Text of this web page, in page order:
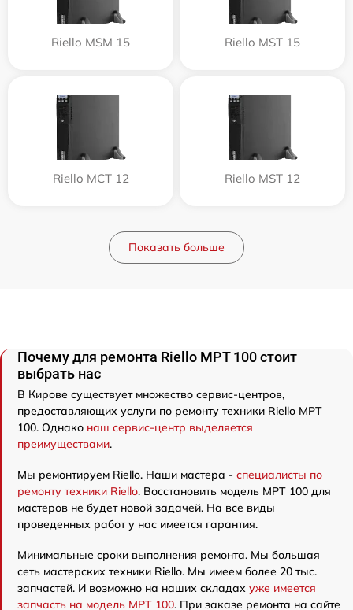
Riello MSM 15 Riello MST 15
Riello MCT 12 Riello MST 12
Показать больше
Почему для ремонта Riello MPT 100 стоит
выбрать нас
В Кирове существует множество сервис-центров,
предоставляющих услуги по ремонту техники Riello MPT
100. Однако наш сервис-центр выделяется
преимуществами.
Мы ремонтируем Riello. Наши мастера - специалисты по
ремонту техники Riello. Восстановить модель MPT 100 для
мастеров не будет новой задачей. На все виды
проведенных работ у нас имеется гарантия.
Минимальные сроки выполнения ремонта. Мы большая
сеть мастерских техники Riello. Мы имеем более 20 тыс.
запчастей. И возможно на наших складах уже имеется
запчасть на модель MPT 100. При заказе ремонта на сайте